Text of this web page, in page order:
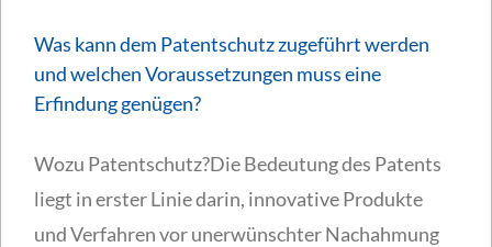
Was kann dem Patentschutz zugeführt werden
und welchen Voraussetzungen muss eine
Erfindung genügen?
Wozu Patentschutz?Die Bedeutung des Patents
liegt in erster Linie darin, innovative Produkte
und Verfahren vor unerwünschter Nachahmung